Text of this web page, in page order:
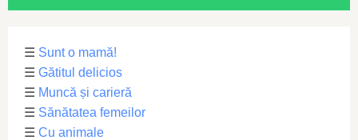
☰ Sunt o mamă!
☰ Gătitul delicios
☰ Muncă și carieră
☰ Sănătatea femeilor
☰ Cu animale